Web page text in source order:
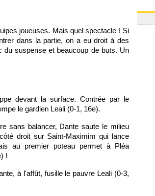
joueuses. Mais quel spectacle ! Si
dans la partie, on a eu droit à des
suspense et beaucoup de buts. Un
devant la surface. Contrée par le
le gardien Leali (0-1, 16e).
sans balancer, Dante saute le milieu
droit sur Saint-Maximim qui lance
au premier poteau permet à Pléa
!
à l'affût, fusille le pauvre Leali (0-3,